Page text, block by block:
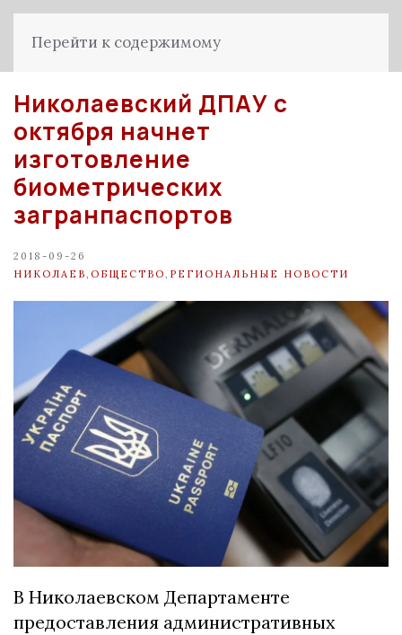
Перейти к содержимому
Николаевский ДПАУ с
октября начнет
изготовление
биометрических
загранпаспортов
2018-09-26
НИКОЛАЕВ ОБЩЕСТВО РЕГИОНАЛЬНЫЕ НОВОСТИ
В Николаевском Департаменте
предоставления административных